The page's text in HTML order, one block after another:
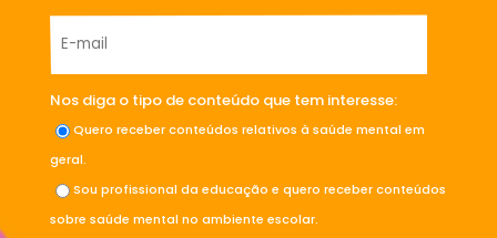
Nos diga o tipo de conteúdo que tem interesse:
Quero receber conteúdos relativos à saúde mental em
geral.
Sou profissional da educação e quero receber conteúdos
sobre saúde mental no ambiente escolar.